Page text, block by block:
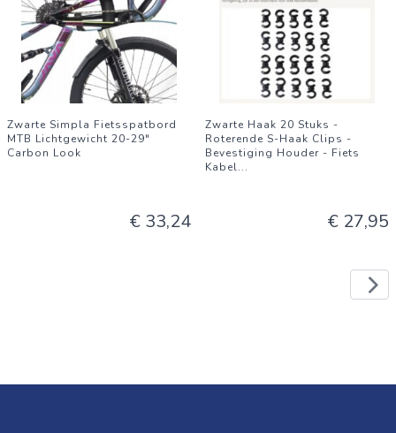
Zwarte Simpla Fietsspatbord
MTB Lichtgewicht 20-29"
Carbon Look
€ 33,24
Zwarte Haak 20 Stuks -
Roterende S-Haak Clips -
Bevestiging Houder - Fiets
Kabel...
€ 27,95